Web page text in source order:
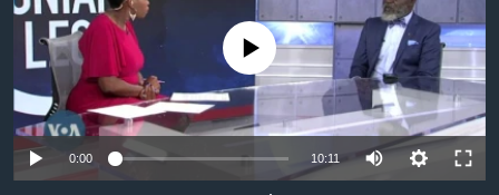
No media source currently available
0:00 10:11